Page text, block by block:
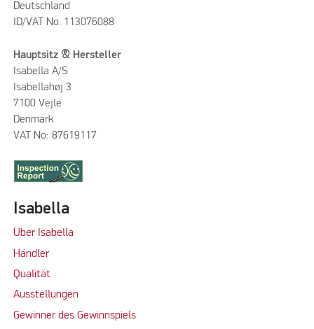
Deutschland
ID/VAT No. 113076088
Hauptsitz & Hersteller
Isabella A/S
Isabellahøj 3
7100 Vejle
Denmark
VAT No: 87619117
Isabella
Über Isabella
Händler
Qualität
Ausstellungen
Gewinner des Gewinnspiels